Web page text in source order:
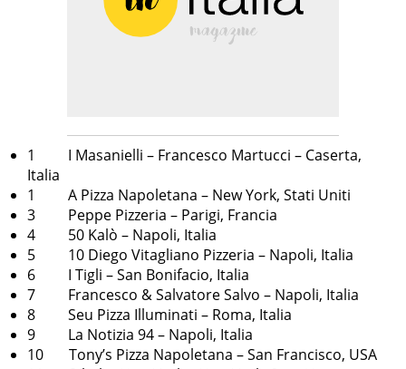
1 I Masanielli – Francesco Martucci – Caserta,
Italia
1 A Pizza Napoletana – New York, Stati Uniti
3 Peppe Pizzeria – Parigi, Francia
4 50 Kalò – Napoli, Italia
5 10 Diego Vitagliano Pizzeria – Napoli, Italia
6 I Tigli – San Bonifacio, Italia
7 Francesco & Salvatore Salvo – Napoli, Italia
8 Seu Pizza Illuminati – Roma, Italia
9 La Notizia 94 – Napoli, Italia
10 Tony’s Pizza Napoletana – San Francisco, USA